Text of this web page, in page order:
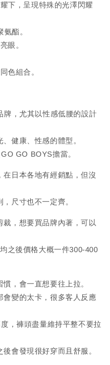
下，呈現特殊的光澤閃耀
酯。
眼。
色組合。
牌，尤其以性感低腰的設計
健康、性感的體型。
GO BOYS擔當。
日本各地有經銷點，但沒
尺寸也不一定齊。
，想要買品牌內著，可以
之後價格大概一件300-400
，會一直想要往上拉。
會變的太卡，很多客人反應
，褲頭盡量維持平整不要拉
會發現很好穿而且舒服。